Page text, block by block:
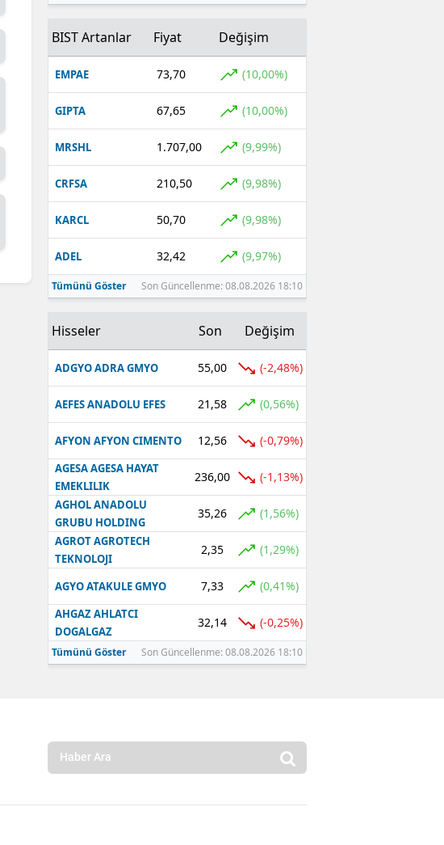
BIST Artanlar Fiyat Değişim
EMPAE 73,70 (10,00%)
GIPTA 67,65 (10,00%)
MRSHL 1.707,00 (9,99%)
CRFSA 210,50 (9,98%)
KARCL 50,70 (9,98%)
ADEL 32,42 (9,97%)
Tümünü Göster Son Güncellenme: 08.08.2026 18:10
Hisseler Son Değişim
ADGYO ADRA GMYO 55,00 (-2,48%)
AEFES ANADOLU EFES 21,58 (0,56%)
AFYON AFYON CIMENTO 12,56 (-0,79%)
AGESA AGESA HAYAT
EMEKLILIK
236,00 (-1,13%)
AGHOL ANADOLU
GRUBU HOLDING
35,26 (1,56%)
AGROT AGROTECH
TEKNOLOJI
2,35 (1,29%)
AGYO ATAKULE GMYO 7,33 (0,41%)
AHGAZ AHLATCI
DOGALGAZ
32,14 (-0,25%)
Tümünü Göster Son Güncellenme: 08.08.2026 18:10